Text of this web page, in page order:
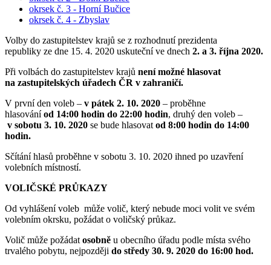
okrsek č. 3 - Horní Bučice
okrsek č. 4 - Zbyslav
Volby do zastupitelstev krajů se z rozhodnutí prezidenta
republiky ze dne 15. 4. 2020 uskuteční ve dnech 2. a 3. října 2020.
Při volbách do zastupitelstev krajů není možné hlasovat
na zastupitelských úřadech ČR v zahraničí.
V první den voleb – v pátek 2. 10. 2020 – proběhne
hlasováníod 14:00 hodin do 22:00 hodin, druhý den voleb –
v sobotu 3. 10. 2020 se bude hlasovat od 8:00 hodin do 14:00
hodin.
Sčítání hlasů proběhne v sobotu 3. 10. 2020 ihned po uzavření
volebních místností.
VOLIČSKÉ PRŮKAZY
Od vyhlášení voleb může volič, který nebude moci volit ve svém
volebním okrsku, požádat o voličský průkaz.
Volič může požádat osobně u obecního úřadu podle místa svého
trvalého pobytu, nejpozději do středy 30. 9. 2020 do 16:00 hod.